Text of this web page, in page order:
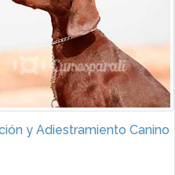
y Adiestramiento Canino